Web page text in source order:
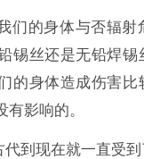
们的身体与否辐射
锡丝还是无铅焊锡
的身体造成伤害比
影响的。
代到现在就一直受